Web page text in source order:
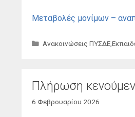
Μεταβολές μονίμων –
Κατηγορίες
Ανακοινώσεις ΠΥΣΔΕ,
Πλήρωση
6 Φεβρουαρίου 2026